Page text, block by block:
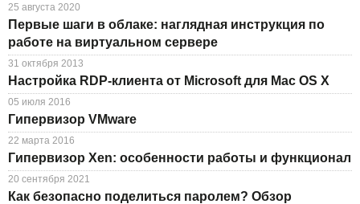
25 августа 2020
Первые шаги в облаке: наглядная инструкция по
работе на виртуальном сервере
31 октября 2013
Настройка RDP-клиента от Microsoft для Mac OS X
05 июля 2016
Гипервизор VMware
22 марта 2016
Гипервизор Xen: особенности работы и функционал
20 сентября 2021
Как безопасно поделиться паролем? Обзор